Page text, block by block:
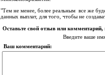
"Тем не менее, более реальным все же
данных выплат, для того, чтобы не
Оставьте свой отзыв или комментарий,
Введите ваше
Ваш комментарий: